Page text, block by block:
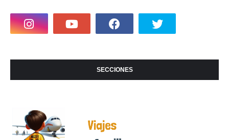
SECCIONES